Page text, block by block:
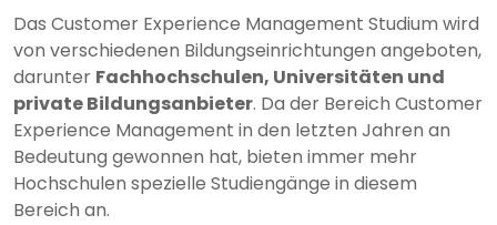
Das Customer Experience Management Studium wird
von verschiedenen Bildungseinrichtungen angeboten,
darunter Fachhochschulen, Universitäten und
private Bildungsanbieter. Da der Bereich Customer
Experience Management in den letzten Jahren an
Bedeutung gewonnen hat, bieten immer mehr
Hochschulen spezielle Studiengänge in diesem
Bereich an.